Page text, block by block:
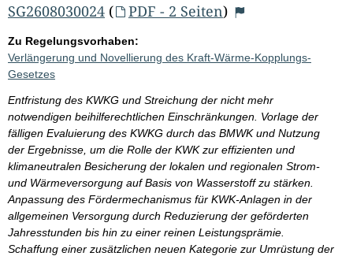
SG2608030024 ( PDF - 2 Seiten)
Zu Regelungsvorhaben:
Verlängerung und Novellierung des Kraft-Wärme-Kopplungs-
Gesetzes
Entfristung des KWKG und Streichung der nicht mehr
notwendigen beihilferechtlichen Einschränkungen. Vorlage der
fälligen Evaluierung des KWKG durch das BMWK und Nutzung
der Ergebnisse, um die Rolle der KWK zur effizienten und
klimaneutralen Besicherung der lokalen und regionalen Strom-
und Wärmeversorgung auf Basis von Wasserstoff zu stärken.
Anpassung des Fördermechanismus für KWK-Anlagen in der
allgemeinen Versorgung durch Reduzierung der geförderten
Jahresstunden bis hin zu einer reinen Leistungsprämie.
Schaffung einer zusätzlichen neuen Kategorie zur Umrüstung der